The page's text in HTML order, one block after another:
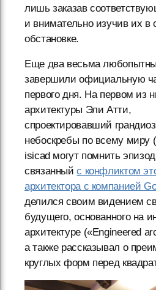
лишь заказав
и внимательно изучив их в
обстановке.
Еще два весьма
завершили официальную
первого дня. На первом из
архитектуры Эли Атти,
спроектировавший
небоскребы по всему миру
isicad могут помнить
связанныйс конфликтом
архитектора с компанией
делился своим видением
будущего, основанного на
архитектуре («Engineered
а также рассказывал о
круглых форм перед